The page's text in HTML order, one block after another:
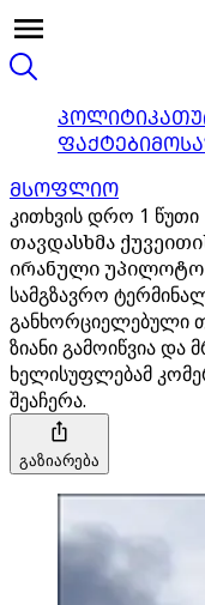
ᲞᲝᲚᲘᲢᲘᲙᲐ
ᲤᲐᲥᲢᲔᲑᲘ
ᲛᲡᲝᲤᲚᲘᲝ
კითხვის დრო 1 წუთი
თავდასხმა
ირანული უპილოტო
სამგზავრო
განხორციელებული
ზიანი გამოიწვია და
ხელისუფლებამ
შეაჩერა.
გაზიარება